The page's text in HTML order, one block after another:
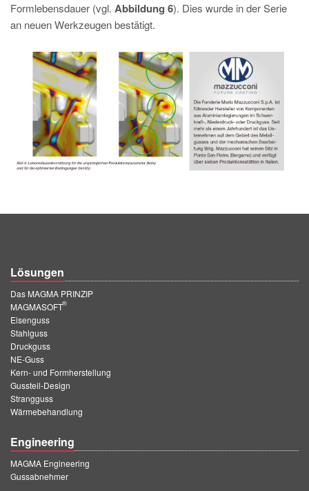
Formlebensdauer (vgl. Abbildung 6). Dies wurde in der Serie
an neuen Werkzeugen bestätigt.
Lösungen
Das MAGMA PRINZIP
MAGMASOFT
®
Eisenguss
Stahlguss
Druckguss
NE-Guss
Kern- und Formherstellung
Gussteil-Design
Strangguss
Wärmebehandlung
Engineering
MAGMA Engineering
Gussabnehmer